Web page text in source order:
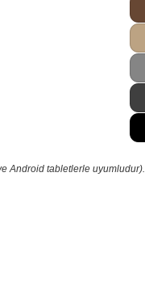
Android tabletlerle uyumludur).